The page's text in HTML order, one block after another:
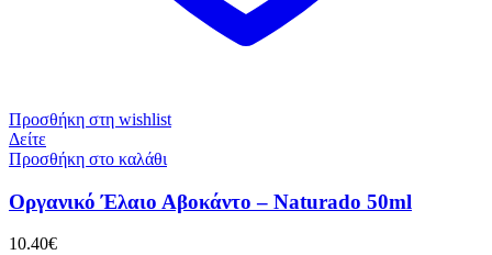
Προσθήκη στη wishlist
Δείτε
Προσθήκη στο καλάθι
Οργανικό Έλαιο Αβοκάντο – Naturado 50ml
10.40€